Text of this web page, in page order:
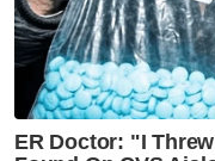
"Pusat
Nasional
operasi